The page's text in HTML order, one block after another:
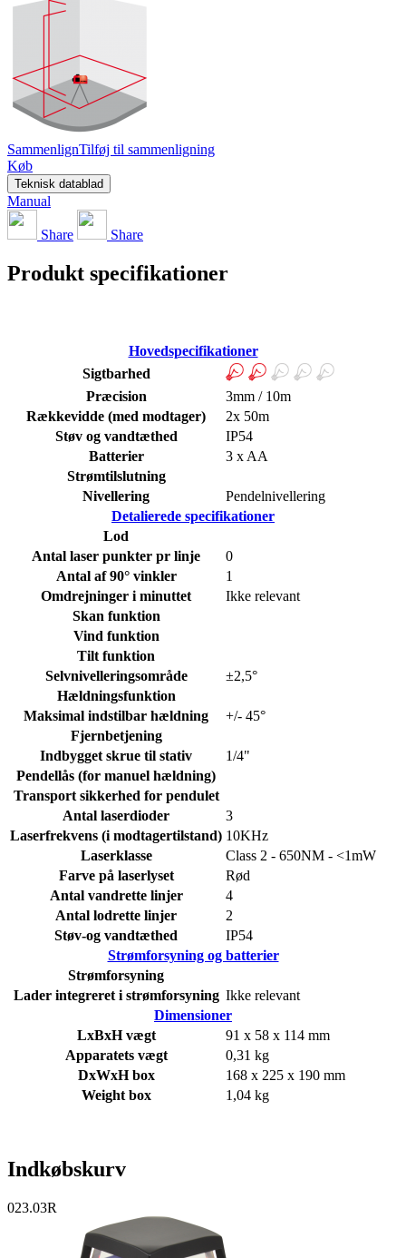
SammenlignTilføj til sammenligning
Køb
Teknisk datablad
Manual
Share Share
Produkt specifikationer
Hovedspecifikationer
Sigtbarhed
Præcision
3mm / 10m
Rækkevidde (med modtager)
2x 50m
Støv og vandtæthed
IP54
Batterier
3 x AA
Strømtilslutning
Nivellering
Pendelnivellering
Detalierede specifikationer
Lod
Antal laser punkter pr linje
0
Antal af 90° vinkler
1
Omdrejninger i minuttet
Ikke relevant
Skan funktion
Vind funktion
Tilt funktion
Selvnivelleringsområde
±2,5°
Hældningsfunktion
Maksimal indstilbar hældning
+/- 45°
Fjernbetjening
Indbygget skrue til stativ
1/4"
Pendellås (for manuel hældning)
Transport sikkerhed for pendulet
Antal laserdioder
3
Laserfrekvens (i modtagertilstand) 10KHz
Laserklasse
Class 2 - 650NM - <1mW
Farve på laserlyset
Rød
Antal vandrette linjer
4
Antal lodrette linjer
2
Støv-og vandtæthed
IP54
Strømforsyning og batterier
Strømforsyning
Lader integreret i strømforsyning Ikke relevant
Dimensioner
LxBxH vægt
91 x 58 x 114 mm
Apparatets vægt
0,31 kg
DxWxH box
168 x 225 x 190 mm
Weight box
1,04 kg
Indkøbskurv
023.03R